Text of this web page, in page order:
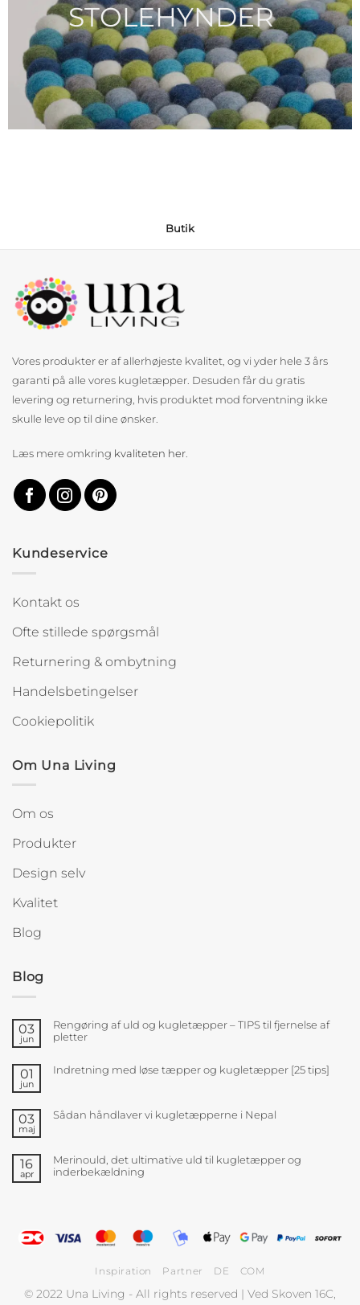
STOLEHYNDER
Butik
Vores produkter er af allerhøjeste kvalitet, og vi yder hele 3 års
garanti på alle vores kugletæpper. Desuden får du gratis
levering og returnering, hvis produktet mod forventning ikke
skulle leve op til dine ønsker.
Læs mere omkring kvaliteten her.
Kundeservice
Kontakt os
Ofte stillede spørgsmål
Returnering & ombytning
Handelsbetingelser
Cookiepolitik
Om Una Living
Om os
Produkter
Design selv
Kvalitet
Blog
Blog
03
jun
Rengøring af uld og kugletæpper – TIPS til fjernelse af
pletter
01
jun
Indretning med løse tæpper og kugletæpper [25 tips]
03
maj
Sådan håndlaver vi kugletæpperne i Nepal
16
apr
Merinould, det ultimative uld til kugletæpper og
inderbekældning
Inspiration Partner DE COM
© 2022 Una Living - All rights reserved | Ved Skoven 16C,